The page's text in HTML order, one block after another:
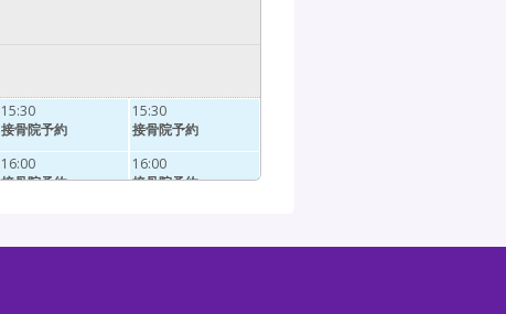
15:30
接骨院予約
16:00
接骨院予約
15:30
接骨院予約
16:00
接骨院予約